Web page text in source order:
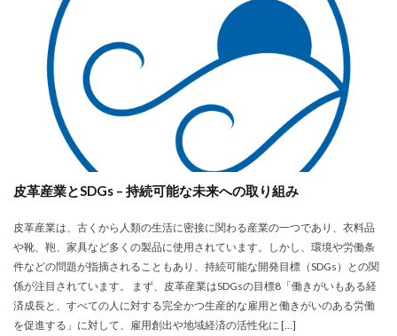
皮革産業とSDGs – 持続可能な未来への取り組み
皮革産業は、古くから人類の生活に密接に関わる産業の一つであり、衣料品
や靴、鞄、家具など多くの製品に使用されています。しかし、環境や労働条
件などの問題が指摘されることもあり、持続可能な開発目標（SDGs）との関
係が注目されています。 まず、皮革産業はSDGsの目標8「働きがいもある経
済成長と、すべての人に対する完全かつ生産的な雇用と働きがいのある労働
を促進する」に対して、雇用創出や地域経済の活性化に […]